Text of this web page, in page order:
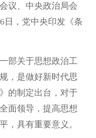
议、中央政治局会
日，党中央印发《条
关于思想政治工
，是做好新时代思
的制定出台，对于
面领导，提高思想
，具有重要意义。